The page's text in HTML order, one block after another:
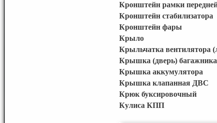
Кронштейн рамки
Кронштейн стабилизатора
Кронштейн фары
Крыло
Крыльчатка вентилятора
Крышка (дверь) багажника
Крышка аккумулятора
Крышка клапанная ДВС
Крюк буксировочный
Кулиса КПП